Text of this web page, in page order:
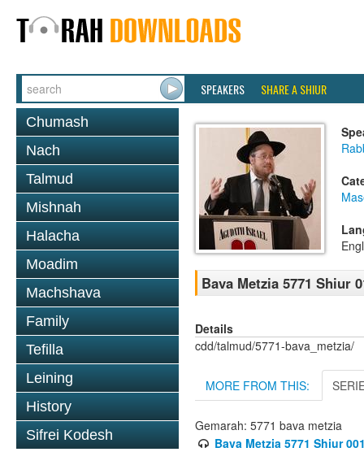
SPEAKERS SHARE A SHIUR
Chumash
Nach
Talmud
Mishnah
Halacha
Moadim
Machshava
Family
Tefilla
Leining
History
Sifrei Kodesh
Bava Metzia 5771 Shiur
Details
cdd/talmud/5771-bava_metzia/
MORE FROM THIS:
Gemarah: 5771 bava metzia
Bava Metzia 5771 Shiur